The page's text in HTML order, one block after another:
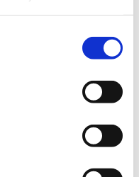
om EU-